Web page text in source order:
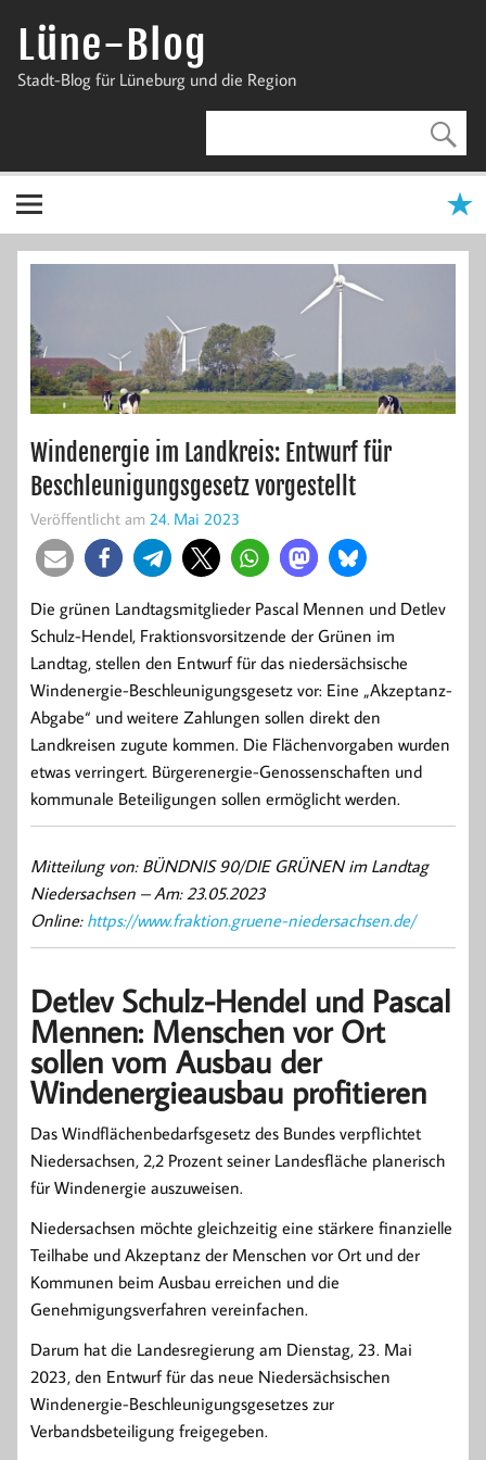
InhaltLüne-Blog
Stadt-Blog für Lüneburg und die Region
Windenergie im Landkreis: Entwurf für
Beschleunigungsgesetz vorgestellt
Veröffentlicht am 24. Mai 2023
Die grünen Landtagsmitglieder Pascal Mennen und Detlev
Schulz-Hendel, Fraktionsvorsitzende der Grünen im
Landtag, stellen den Entwurf für das niedersächsische
Windenergie-Beschleunigungsgesetz vor: Eine „Akzeptanz-
Abgabe“ und weitere Zahlungen sollen direkt den
Landkreisen zugute kommen. Die Flächenvorgaben wurden
etwas verringert. Bürgerenergie-Genossenschaften und
kommunale Beteiligungen sollen ermöglicht werden.
Mitteilung von: BÜNDNIS 90/DIE GRÜNEN im Landtag
Niedersachsen –Am: 23.05.2023
Online: https://www.fraktion.gruene-niedersachsen.de/
Detlev Schulz-Hendel und Pascal
Mennen: Menschen vor Ort
sollen vom Ausbau der
Windenergieausbau profitieren
Das Windflächenbedarfsgesetz des Bundes verpflichtet
Niedersachsen, 2,2 Prozent seiner Landesfläche planerisch
für Windenergie auszuweisen.
Niedersachsen möchte gleichzeitig eine stärkere finanzielle
Teilhabe und Akzeptanz der Menschen vor Ort und der
Kommunen beim Ausbau erreichen und die
Genehmigungsverfahren vereinfachen.
Darum hat die Landesregierung am Dienstag, 23. Mai
2023, den Entwurf für das neue Niedersächsischen
Windenergie-Beschleunigungsgesetzes zur
Verbandsbeteiligung freigegeben.